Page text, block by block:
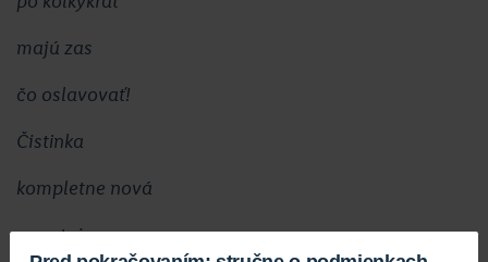
majú zas
čo oslavovať!
Čistinka
kompletne nová
poputuje